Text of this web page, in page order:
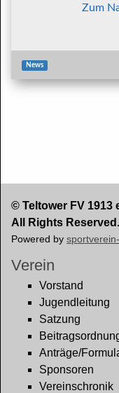
Zum
News
© Teltower FV 1913
All Rights Reserved.
Powered by
Verein
Vorstand
Jugendleitung
Satzung
Anträge/
Sponsoren
Vereinschronik